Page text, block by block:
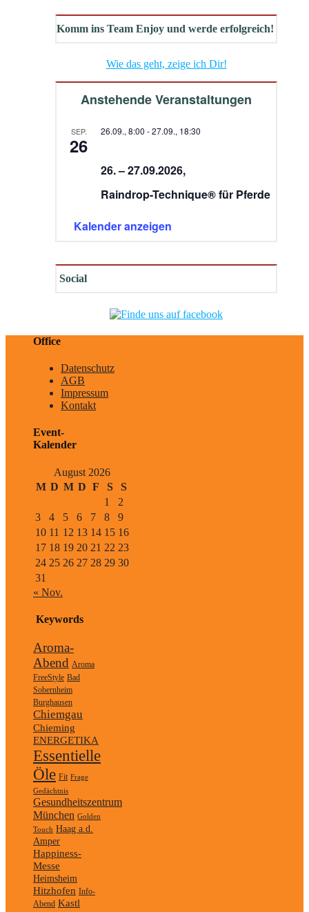
Komm ins Team Enjoy und werde erfolgreich!
Wie das geht, zeige ich Dir!
Anstehende Veranstaltungen
SEP.
26
26.09., 8:00 -27.09., 18:30
26. – 27.09.2026,
Raindrop-Technique® für Pferde
Kalender anzeigen
Social
Office
Datenschutz
AGB
Impressum
Kontakt
Event-
Kalender
August 2026
M D M D F S
S
1
2
3
4 5 6 7 8
9
10 11 12 13 14 15 16
17 18 19 20 21 22 23
24 25 26 27 28 29 30
31
« Nov.
Keywords
Aroma-
Abend Aroma
FreeStyle Bad
Sobernheim
Burghausen
Chiemgau
Chieming
ENERGETIKA
Essentielle
Öle Fit Frage
Gedächtnis
Gesundheitszentrum
München Golden
Touch Haag a.d.
Amper
Happiness-
Messe
Heimsheim
Hitzhofen Info-
Abend Kastl